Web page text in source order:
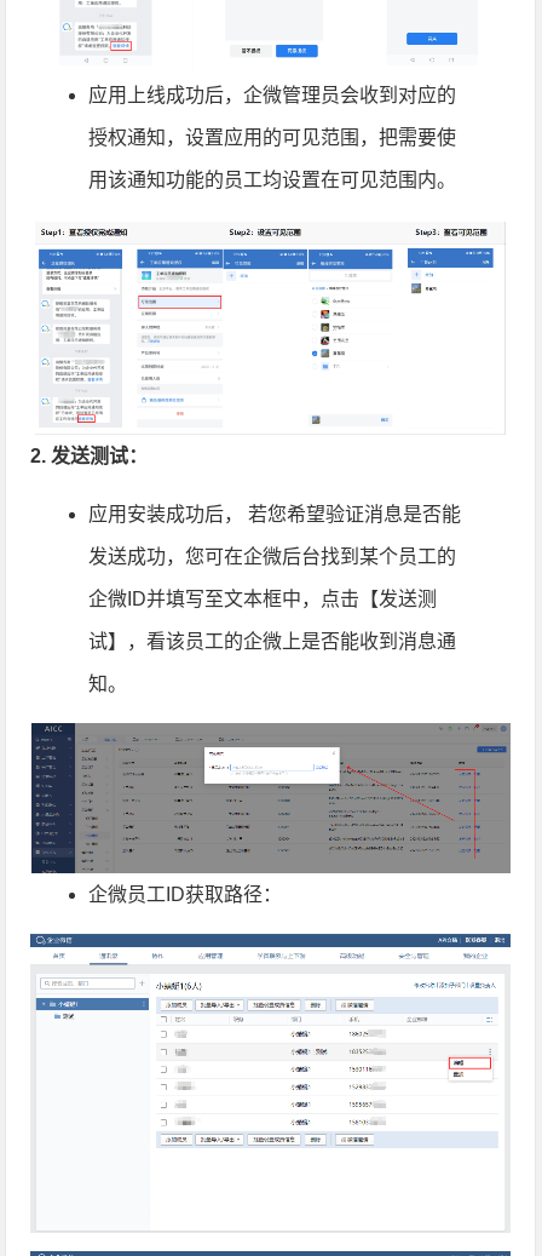
应用上线成功后，企微管理员会收到对应的
授权通知，设置应用的可见范围，把需要使
用该通知功能的员工均设置在可见范围内。
2. 发送测试：
应用安装成功后， 若您希望验证消息是否能
发送成功，您可在企微后台找到某个员工的
企微ID并填写至文本框中，点击【发送测
试】，看该员工的企微上是否能收到消息通
知。
企微员工ID获取路径：